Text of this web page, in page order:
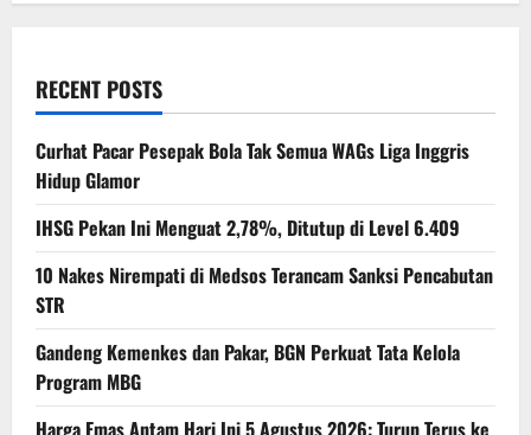
RECENT POSTS
Curhat Pacar Pesepak Bola Tak Semua WAGs Liga Inggris
Hidup Glamor
IHSG Pekan Ini Menguat 2,78%, Ditutup di Level 6.409
10 Nakes Nirempati di Medsos Terancam Sanksi Pencabutan
STR
Gandeng Kemenkes dan Pakar, BGN Perkuat Tata Kelola
Program MBG
Harga Emas Antam Hari Ini 5 Agustus 2026: Turun Terus ke